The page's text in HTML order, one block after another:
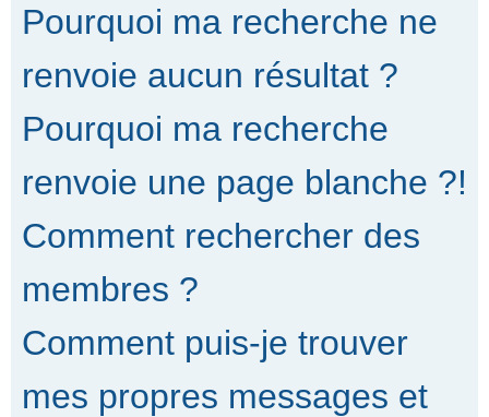
Pourquoi ma recherche ne
renvoie aucun résultat ?
Pourquoi ma recherche
renvoie une page blanche ?!
Comment rechercher des
membres ?
Comment puis-je trouver
mes propres messages et